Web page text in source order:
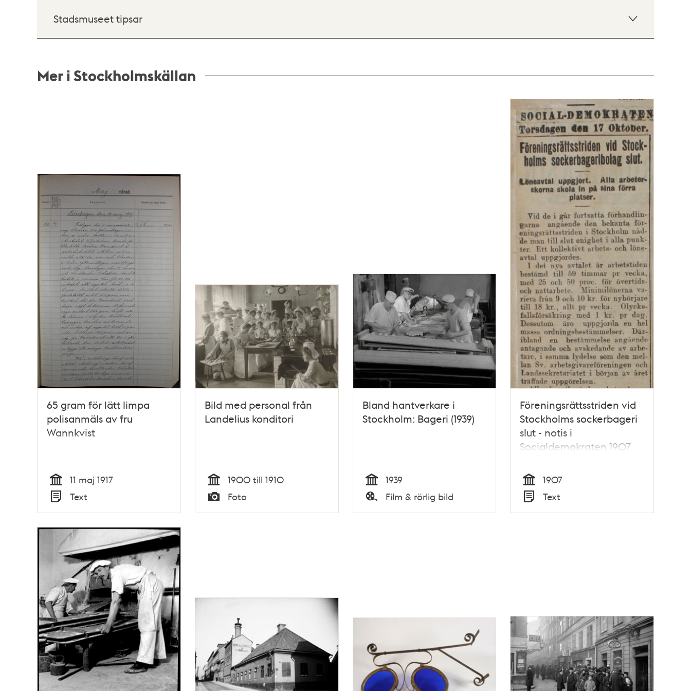
Stadsmuseet tipsar
Mer i Stockholmskällan
65 gram för lätt limpa
polisanmäls av fru
Wannkvist
Tid
11 maj 1917
Typ
Text
Bild med personal från
Landelius konditori
Tid
1900 till 1910
Typ
Foto
Bland hantverkare i
Stockholm: Bageri (1939)
Tid
1939
Typ
Film & rörlig bild
Föreningsrättsstriden vid
Stockholms sockerbageri
slut - notis i
Socialdemokraten 1907
Tid
1907
Typ
Text